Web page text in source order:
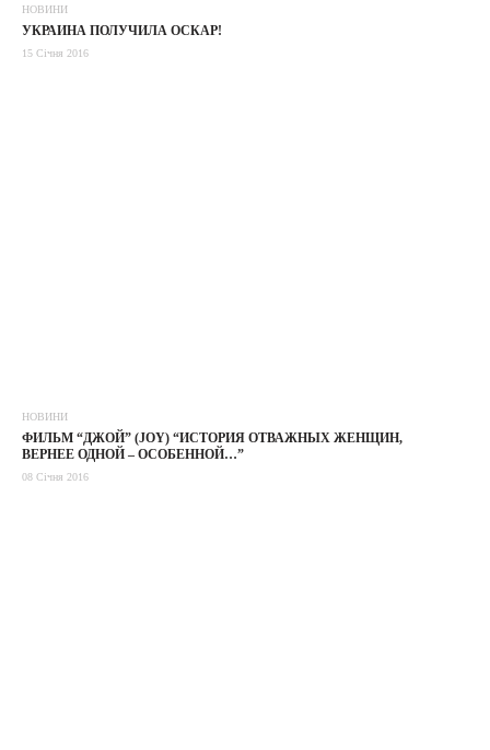
НОВИНИ
УКРАИНА ПОЛУЧИЛА ОСКАР!
15 Січня 2016
НОВИНИ
ФИЛЬМ “ДЖОЙ” (JOY) “ИСТОРИЯ ОТВАЖНЫХ ЖЕНЩИН,
ВЕРНЕЕ ОДНОЙ – ОСОБЕННОЙ…”
08 Січня 2016